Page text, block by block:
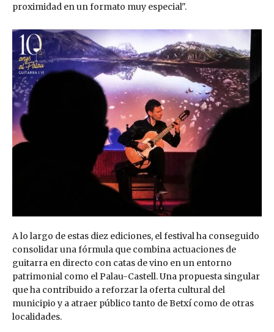
proximidad en un formato muy especial".
A lo largo de estas diez ediciones, el festival ha conseguido
consolidar una fórmula que combina actuaciones de
guitarra en directo con catas de vino en un entorno
patrimonial como el Palau-Castell. Una propuesta singular
que ha contribuido a reforzar la oferta cultural del
municipio y a atraer público tanto de Betxí como de otras
localidades.